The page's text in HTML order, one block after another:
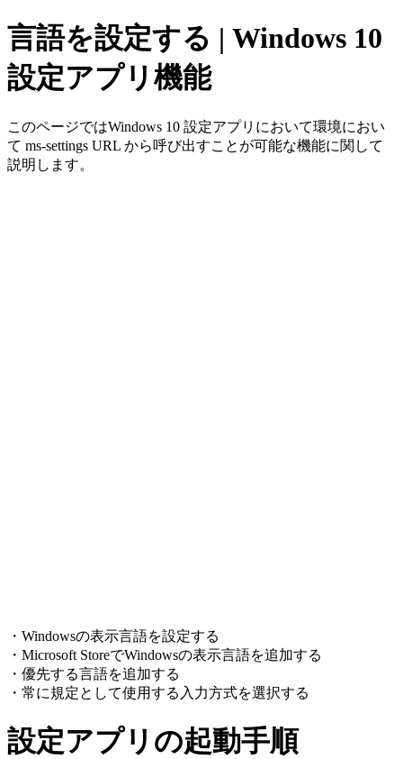
言語を設定する | Windows 10
設定アプリ機能
このページではWindows 10 設定アプリにおいて環境におい
て ms-settings URL から呼び出すことが可能な機能に関して
説明します。
・Windowsの表示言語を設定する
・Microsoft StoreでWindowsの表示言語を追加する
・優先する言語を追加する
・常に規定として使用する入力方式を選択する
設定アプリの起動手順